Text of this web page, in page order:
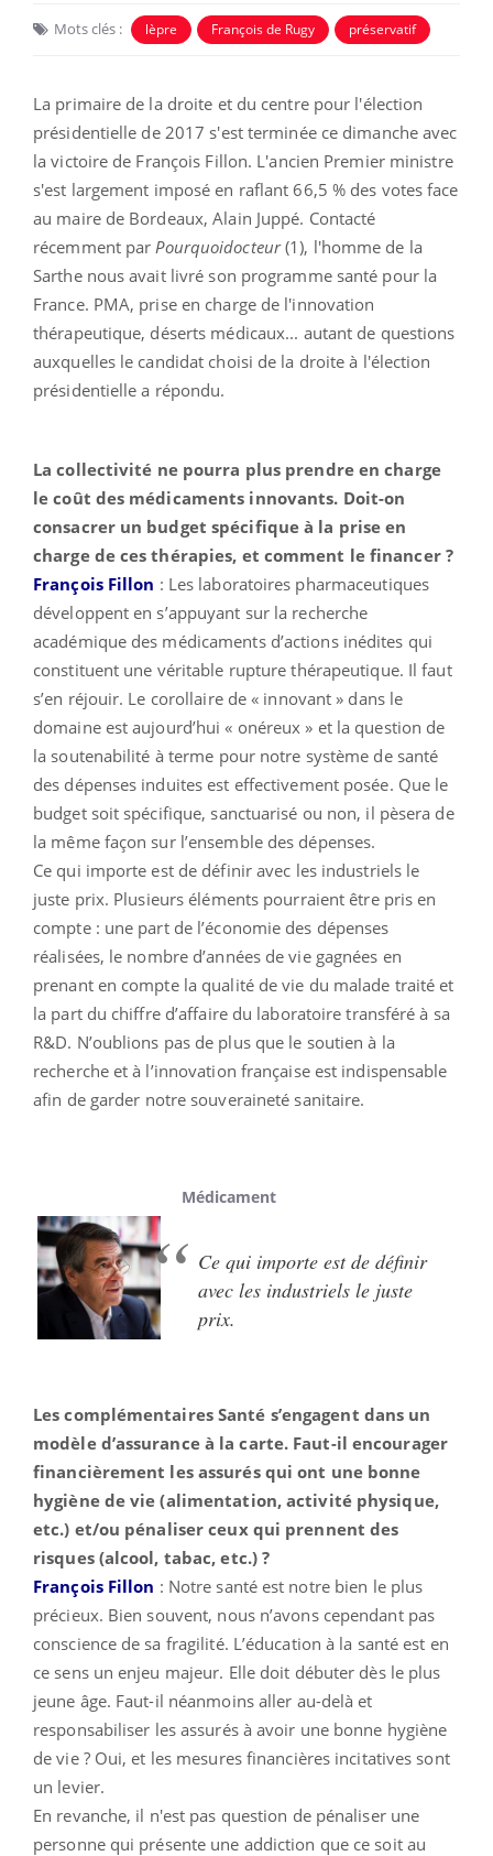
Mots clés : lèpre François de Rugy préservatif
La primaire de la droite et du centre pour l'élection
présidentielle de 2017 s'est terminée ce dimanche avec
la victoire de François Fillon. L'ancien Premier ministre
s'est largement imposé en raflant 66,5 % des votes face
au maire de Bordeaux, Alain Juppé. Contacté
récemment par Pourquoidocteur(1), l'homme de la
Sarthe nous avait livré son programme santé pour la
France. PMA, prise en charge de l'innovation
thérapeutique, déserts médicaux... autant de questions
auxquelles le candidat choisi de la droite à l'élection
présidentielle a répondu.
La collectivité ne pourra plus prendre en charge
le coût des médicaments innovants. Doit-on
consacrer un budget spécifique à la prise en
charge de ces thérapies, et comment le financer ?
François Fillon : Les laboratoires pharmaceutiques
développent en s’appuyant sur la recherche
académique des médicaments d’actions inédites qui
constituent une véritable rupture thérapeutique. Il faut
s’en réjouir. Le corollaire de « innovant » dans le
domaine est aujourd’hui « onéreux » et la question de
la soutenabilité à terme pour notre système de santé
des dépenses induites est effectivement posée. Que le
budget soit spécifique, sanctuarisé ou non, il pèsera de
la même façon sur l’ensemble des dépenses.
Ce qui importe est de définir avec les industriels le
juste prix. Plusieurs éléments pourraient être pris en
compte : une part de l’économie des dépenses
réalisées, le nombre d’années de vie gagnées en
prenant en compte la qualité de vie du malade traité et
la part du chiffre d’affaire du laboratoire transféré à sa
R&D. N’oublions pas de plus que le soutien à la
recherche et à l’innovation française est indispensable
afin de garder notre souveraineté sanitaire.
Médicament
Ce qui importe est de définir
avec les industriels le juste
prix.
Les complémentaires Santé s’engagent dans un
modèle d’assurance à la carte. Faut-il encourager
financièrement les assurés qui ont une bonne
hygiène de vie (alimentation, activité physique,
etc.) et/ou pénaliser ceux qui prennent des
risques (alcool, tabac, etc.) ?
François Fillon : Notre santé est notre bien le plus
précieux. Bien souvent, nous n’avons cependant pas
conscience de sa fragilité. L’éducation à la santé est en
ce sens un enjeu majeur. Elle doit débuter dès le plus
jeune âge. Faut-il néanmoins aller au-delà et
responsabiliser les assurés à avoir une bonne hygiène
de vie ? Oui, et les mesures financières incitatives sont
un levier.
En revanche, il n'est pas question de pénaliser une
personne qui présente une addiction que ce soit au